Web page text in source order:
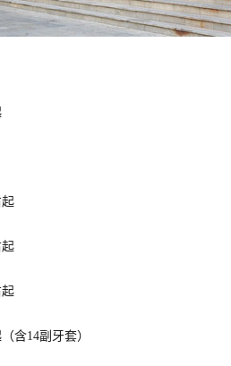
起
起
起
含14副牙套）